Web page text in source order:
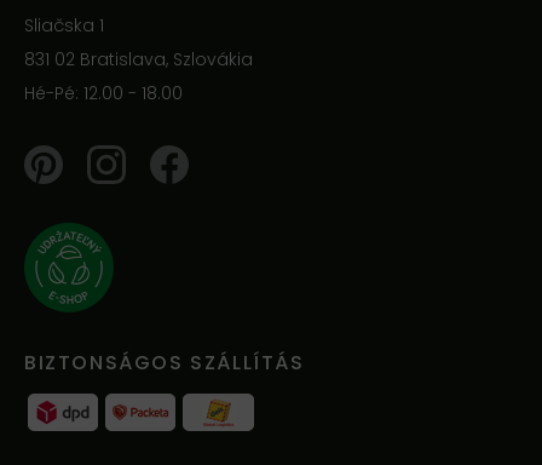
Sliačska 1
831 02 Bratislava, Szlovákia
Hé-Pé: 12.00 - 18.00
PinterestInstagramFacebook
BIZTONSÁGOS SZÁLLÍTÁS